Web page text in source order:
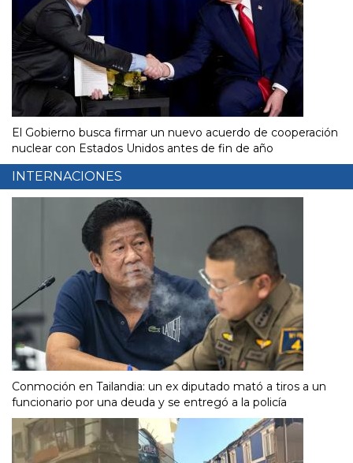
El Gobierno busca firmar un nuevo acuerdo de cooperación
nuclear con Estados Unidos antes de fin de año
INTERNACIONES
Conmoción en Tailandia: un ex diputado mató a tiros a un
funcionario por una deuda y se entregó a la policía